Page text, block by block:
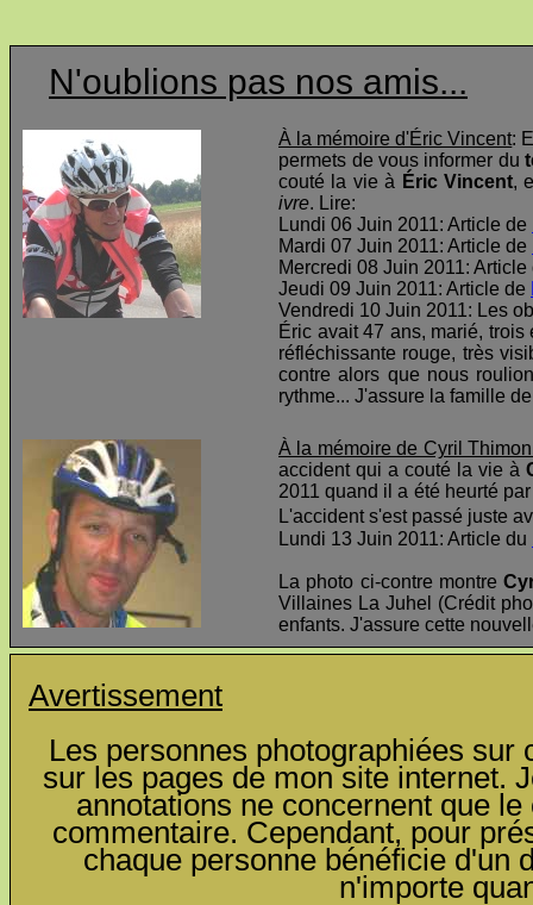
N'oublions pas nos amis...
À la mémoire d'Éric Vincent:
permets de vous informer du
couté la vie à Éric Vincent,
ivre. Lire:
Lundi 06 Juin 2011: Article de
Mardi 07 Juin 2011: Article de
Mercredi 08 Juin 2011:
Jeudi 09 Juin 2011: Article de
Vendredi 10 Juin 2011: Les
Éric avait 47 ans, marié,
réfléchissante rouge, très
contre alors que nous
rythme... J'assure la famille
À la mémoire de Cyril
accident qui a couté la vie à
2011 quand il a été heurté
L'accident s'est passé juste
Lundi 13 Juin 2011: Article du
La photo ci-contre montre
Villaines La Juhel (Crédit
enfants. J'assure cette
Avertissement
Les personnes photographiées
sur les pages de mon site internet.
annotations ne concernent que
commentaire. Cependant, pour
chaque personne bénéficie d'un
n'importe